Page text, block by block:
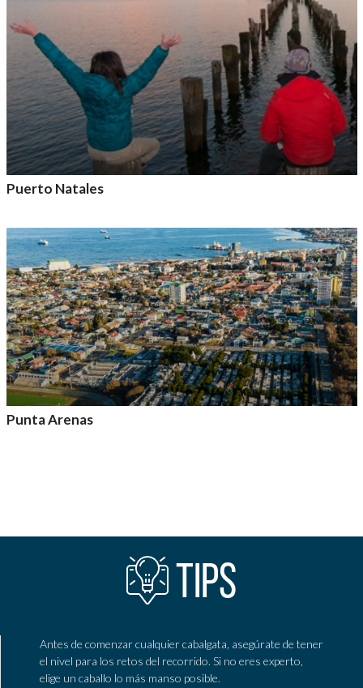
Puerto Natales
Punta Arenas
TIPS
Antes de comenzar cualquier cabalgata, asegúrate de tener
el nivel para los retos del recorrido. Si no eres experto,
elige un caballo lo más manso posible.